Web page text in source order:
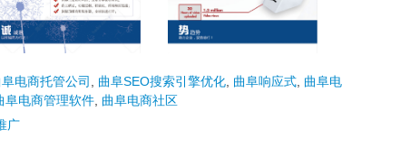
电商托管公司 曲阜SEO搜索引擎优化 曲阜响应式 曲阜电
阜电商管理软件 曲阜电商社区
广